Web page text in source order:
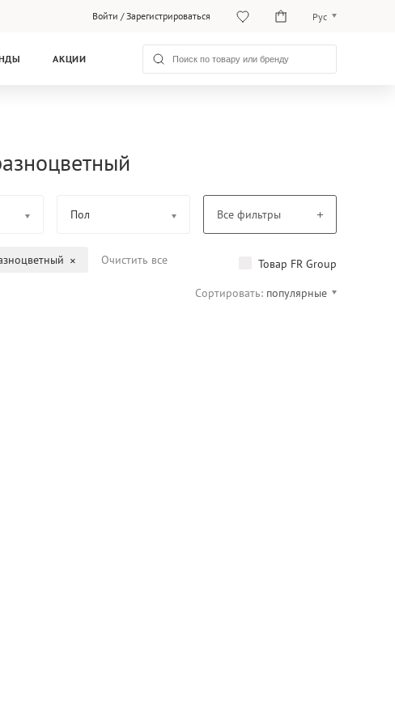
Войти /Зарегистрироваться Рус
Қаз
АКЦИИ
Пол Все фильтры
Очистить все
Товар FR Group
Сортировать: популярные